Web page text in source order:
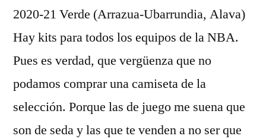
2020-21 Verde (Arrazua-Ubarrundia, Alava)
Hay kits para todos los equipos de la NBA.
Pues es verdad, que vergüenza que no
podamos comprar una camiseta de la
selección. Porque las de juego me suena que
son de seda y las que te venden a no ser que